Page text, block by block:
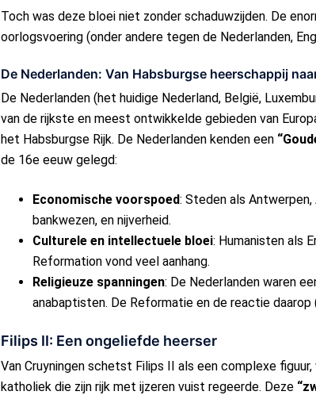
Toch was deze bloei niet zonder schaduwzijden. De
oorlogsvoering (onder andere tegen de Nederlanden,
De Nederlanden: Van Habsburgse heerschappij
De Nederlanden (het huidige Nederland, België,
van de rijkste en meest ontwikkelde gebieden van
het Habsburgse Rijk. De Nederlanden kenden een
de 16e eeuw gelegd:
Economische voorspoed: Steden als
bankwezen, en nijverheid.
Culturele en intellectuele bloei: Humanisten als
Reformation vond veel aanhang.
Religieuze spanningen: De Nederlanden waren
anabaptisten. De Reformatie en de reactie
Filips II: Een ongeliefde heerser
Van Cruyningen schetst Filips II als een complexe
katholiek die zijn rijk met ijzeren vuist regeerde. Deze